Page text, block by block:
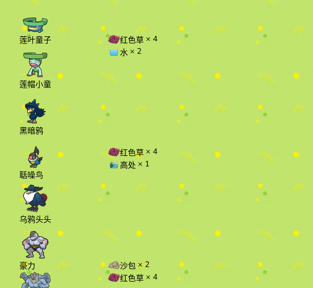
莲叶童子
莲帽小童
红色草 × 4
水 × 2
黑暗鸦
聒噪鸟
乌鸦头头
红色草 × 4
高处 × 1
豪力 沙包× 2
红色草 × 4